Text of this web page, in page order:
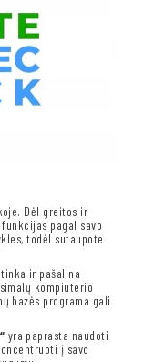
Dėl greitos ir
pagal savo
todėl sutaupote
ir pašalina
kompiuterio
bazės programa gali
yra paprasta naudoti
į savo